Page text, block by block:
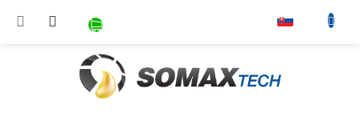
NÁKUPNÝ KOŠÍK